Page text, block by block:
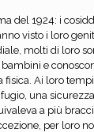
del 1924: i
visto i loro
molti di loro
e
fisica. Ai loro
una
a più
per loro